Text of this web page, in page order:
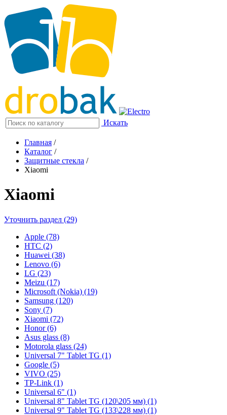
Искать
Главная /
Каталог /
Защитные стекла /
Xiaomi
Xiaomi
Уточнить раздел (29)
Apple (78)
HTC (2)
Huawei (38)
Lenovo (6)
LG (23)
Meizu (17)
Microsoft (Nokia) (19)
Samsung (120)
Sony (7)
Xiaomi (72)
Honor (6)
Asus glass (8)
Motorola glass (24)
Universal 7" Tablet TG (1)
Google (5)
VIVO (25)
TP-Link (1)
Universal 6" (1)
Universal 8" Tablet TG (120\205 мм) (1)
Universal 9" Tablet TG (133\228 мм) (1)